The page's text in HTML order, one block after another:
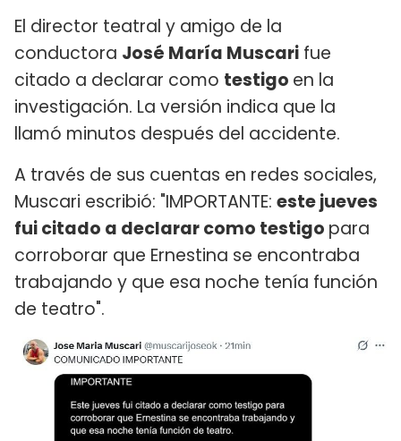
El director teatral y amigo de la
conductora José María Muscari fue
citado a declarar como testigo en la
investigación. La versión indica que la
llamó minutos después del accidente.
A través de sus cuentas en redes sociales,
Muscari escribió: "IMPORTANTE: este jueves
fui citado a declarar como testigo para
corroborar que Ernestina se encontraba
trabajando y que esa noche tenía función
de teatro".